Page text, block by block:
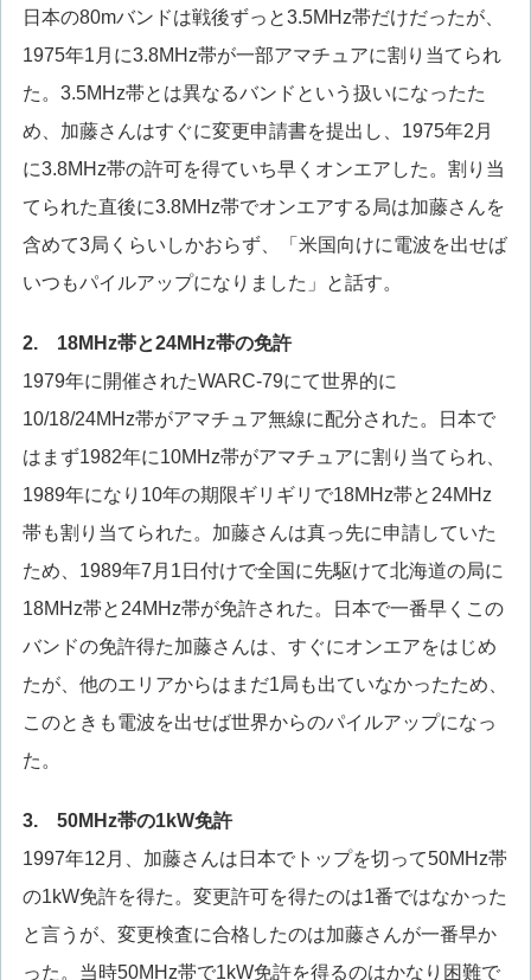
日本の80mバンドは戦後ずっと3.5MHz帯だけだったが、
1975年1月に3.8MHz帯が一部アマチュアに割り当てられ
た。3.5MHz帯とは異なるバンドという扱いになったた
め、加藤さんはすぐに変更申請書を提出し、1975年2月
に3.8MHz帯の許可を得ていち早くオンエアした。割り当
てられた直後に3.8MHz帯でオンエアする局は加藤さんを
含めて3局くらいしかおらず、「米国向けに電波を出せば
いつもパイルアップになりました」と話す。
2. 18MHz帯と24MHz帯の免許
1979年に開催されたWARC-79にて世界的に
10/18/24MHz帯がアマチュア無線に配分された。日本で
はまず1982年に10MHz帯がアマチュアに割り当てられ、
1989年になり10年の期限ギリギリで18MHz帯と24MHz
帯も割り当てられた。加藤さんは真っ先に申請していた
ため、1989年7月1日付けで全国に先駆けて北海道の局に
18MHz帯と24MHz帯が免許された。日本で一番早くこの
バンドの免許得た加藤さんは、すぐにオンエアをはじめ
たが、他のエリアからはまだ1局も出ていなかったため、
このときも電波を出せば世界からのパイルアップになっ
た。
3. 50MHz帯の1kW免許
1997年12月、加藤さんは日本でトップを切って50MHz帯
の1kW免許を得た。変更許可を得たのは1番ではなかった
と言うが、変更検査に合格したのは加藤さんが一番早か
った。当時50MHz帯で1kW免許を得るのはかなり困難で